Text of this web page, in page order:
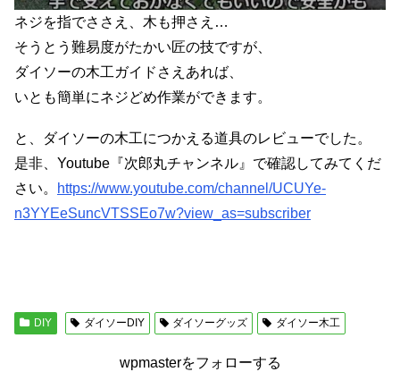
ネジを指でささえ、木も押さえ…
そうとう難易度がたかい匠の技ですが、
ダイソーの木工ガイドさえあれば、
いとも簡単にネジどめ作業ができます。
と、ダイソーの木工につかえる道具のレビューでした。
是非、Youtube『次郎丸チャンネル』で確認してみてくだ
さい。
https://www.youtube.com/channel/UCUYe-
n3YYEeSuncVTSSEo7w?view_as=subscriber
DIY ダイソーDIY ダイソーグッズ ダイソー木工
wpmasterをフォローする